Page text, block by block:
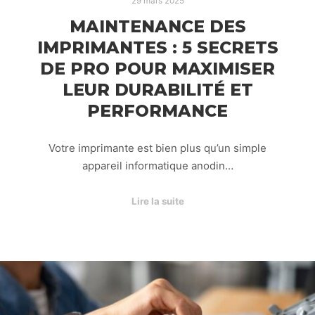
MAINTENANCE DES
IMPRIMANTES : 5 SECRETS
DE PRO POUR MAXIMISER
LEUR DURABILITÉ ET
PERFORMANCE
Votre imprimante est bien plus qu’un simple
appareil informatique anodin…
Lire la suite